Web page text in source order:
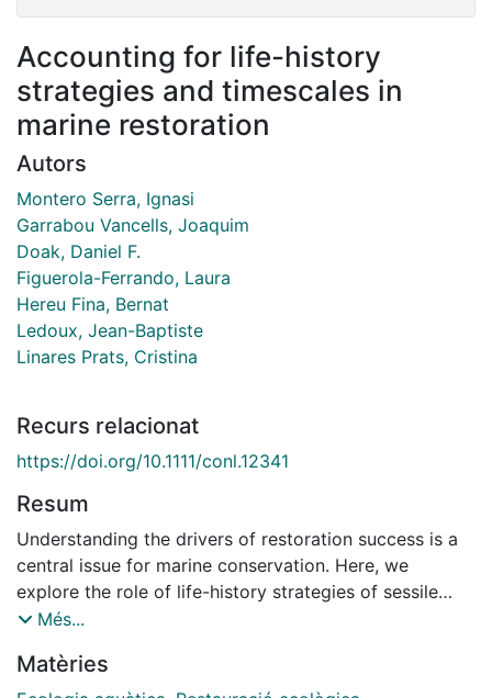
Accounting for life-history
strategies and timescales in
marine restoration
Autors
Montero Serra, Ignasi
Garrabou Vancells, Joaquim
Doak, Daniel F.
Figuerola-Ferrando, Laura
Hereu Fina, Bernat
Ledoux, Jean-Baptiste
Linares Prats, Cristina
Recurs relacionat
https://doi.org/10.1111/conl.12341
Resum
Understanding the drivers of restoration success is a
central issue for marine conservation. Here, we
explore the role of life-history strategies of sessile
marine species in shaping restoration outcomes and
experiment for the extremely slow-growing and
Més...
Matèries